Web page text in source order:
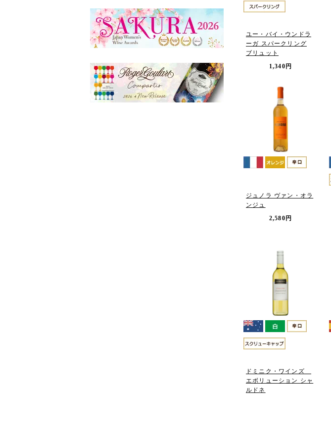
ユー・バイ・ウンドラ
ーガ スパークリング
ブリュット
1,340円
ジュノラ ヴァン・オラ
ンジュ
2,580円
ドミニク・ワインズ
エボリューション シャ
ルドネ